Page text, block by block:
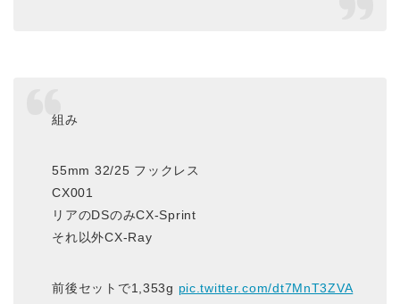
組み
55mm 32/25 フックレス
CX001
リアのDSのみCX-Sprint
それ以外CX-Ray
前後セットで1,353g pic.twitter.com/dt7MnT3ZVA